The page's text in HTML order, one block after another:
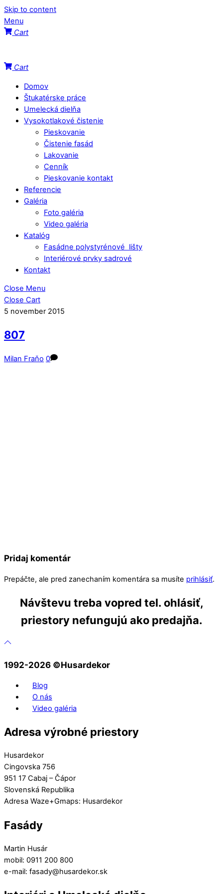
Skip to content
Menu
Cart
Cart
Domov
Štukatérske práce
Umelecká dielňa
Vysokotlakové čistenie
Pieskovanie
Čistenie fasád
Lakovanie
Cenník
Pieskovanie kontakt
Referencie
Galéria
Foto galéria
Video galéria
Katalóg
Fasádne polystyrénové lišty
Interiérové prvky sadrové
Kontakt
Close Menu
Close Cart
5 november 2015
807
Milan Fraňo 0
Pridaj komentár
Prepáčte, ale pred zanechaním komentára sa musíte prihlásiť.
Návštevu treba vopred tel. ohlásiť,
priestory nefungujú ako predajňa.
1992-2026 ©️Husardekor
Blog
O nás
Video galéria
Adresa výrobné priestory
Husardekor
Cingovska 756
951 17 Cabaj – Čápor
Slovenská Republika
Adresa Waze+Gmaps: Husardekor
Fasády
Martin Husár
mobil: 0911 200 800
e-mail: fasady@husardekor.sk